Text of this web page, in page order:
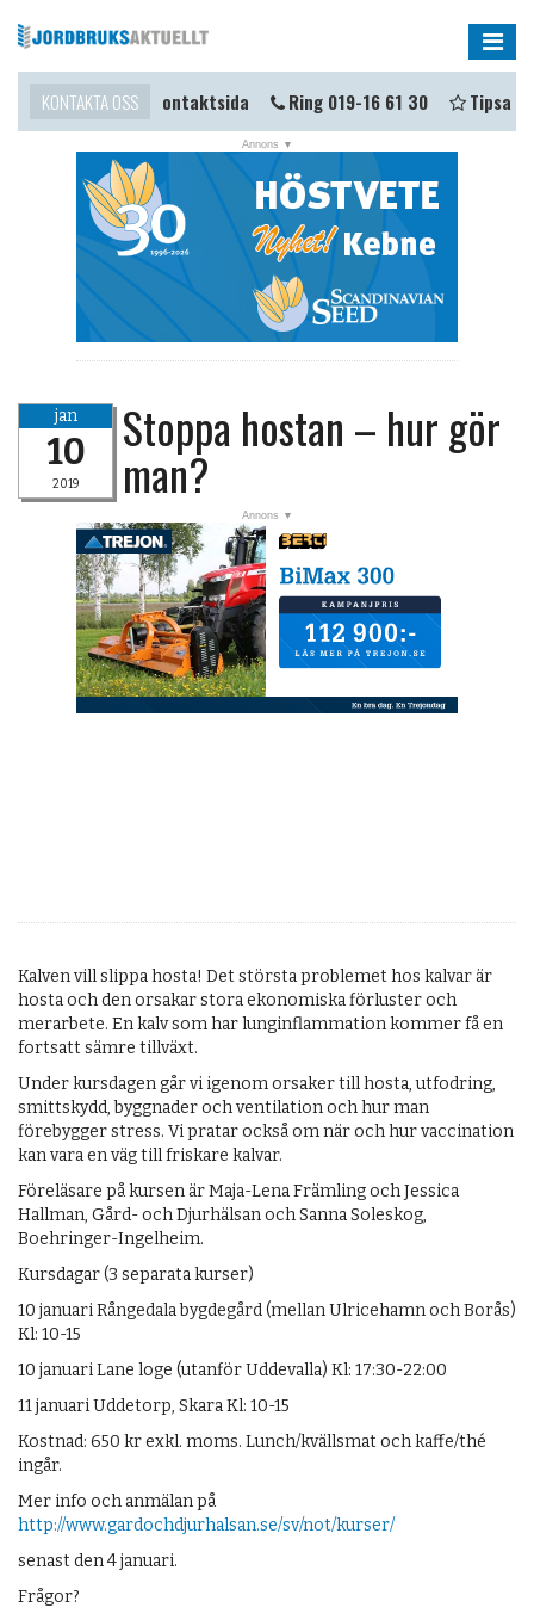
KONTAKTA OSS
i kontakt? Kontaktsida Ring 019-16 61 30 Tipsa oss
jan
10
2019
Stoppa hostan – hur gör
man?
Kalven vill slippa hosta! Det största problemet hos kalvar är
hosta och den orsakar stora ekonomiska förluster och
merarbete. En kalv som har lunginflammation kommer få en
fortsatt sämre tillväxt.
Under kursdagen går vi igenom orsaker till hosta, utfodring,
smittskydd, byggnader och ventilation och hur man
förebygger stress. Vi pratar också om när och hur vaccination
kan vara en väg till friskare kalvar.
Föreläsare på kursen är Maja-Lena Främling och Jessica
Hallman, Gård- och Djurhälsan och Sanna Soleskog,
Boehringer-Ingelheim.
Kursdagar (3 separata kurser)
10 januari Rångedala bygdegård (mellan Ulricehamn och Borås)
Kl: 10-15
10 januari Lane loge (utanför Uddevalla) Kl: 17:30-22:00
11 januari Uddetorp, Skara Kl: 10-15
Kostnad: 650 kr exkl. moms. Lunch/kvällsmat och kaffe/thé
ingår.
Mer info och anmälan på
http://www.gardochdjurhalsan.se/sv/not/kurser/
senast den 4 januari.
Frågor?